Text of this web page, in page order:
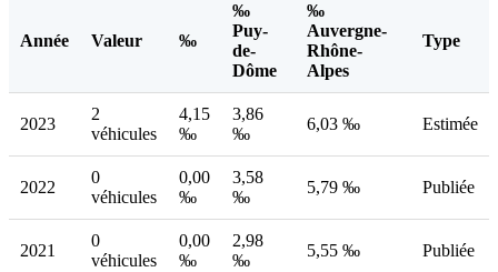
Année Valeur ‰
‰
Puy-
de-
Dôme
‰
Auvergne-
Rhône-
Alpes
Type
2023
2
véhicules
4,15
‰
3,86
‰
6,03 ‰ Estimée
2022
0
véhicules
0,00
‰
3,58
‰
5,79 ‰ Publiée
2021
0
véhicules
0,00
‰
2,98
‰
5,55 ‰ Publiée